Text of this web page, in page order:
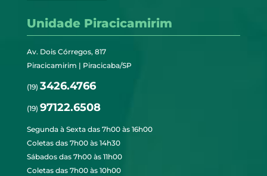
Unidade Piracicamirim
Av. Dois Córregos, 817
Piracicamirim | Piracicaba/SP
(19) 3426.4766
(19) 97122.6508
Segunda à Sexta das 7h00 às 16h00
Coletas das 7h00 às 14h30
Sábados das 7h00 às 11h00
Coletas das 7h00 às 10h00